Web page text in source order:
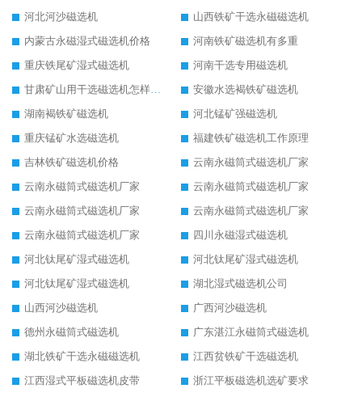
河北河沙磁选机
山西铁矿干选永磁磁选机
内蒙古永磁湿式磁选机价格
河南铁矿磁选机有多重
重庆铁尾矿湿式磁选机
河南干选专用磁选机
甘肃矿山用干选磁选机怎样调磁
安徽水选褐铁矿磁选机
湖南褐铁矿磁选机
河北锰矿强磁选机
重庆锰矿水选磁选机
福建铁矿磁选机工作原理
吉林铁矿磁选机价格
云南永磁筒式磁选机厂家
云南永磁筒式磁选机厂家
云南永磁筒式磁选机厂家
云南永磁筒式磁选机厂家
云南永磁筒式磁选机厂家
云南永磁筒式磁选机厂家
四川永磁湿式磁选机
河北钛尾矿湿式磁选机
河北钛尾矿湿式磁选机
河北钛尾矿湿式磁选机
湖北湿式磁选机公司
山西河沙磁选机
广西河沙磁选机
德州永磁筒式磁选机
广东湛江永磁筒式磁选机
湖北铁矿干选永磁磁选机
江西贫铁矿干选磁选机
江西湿式平板磁选机皮带
浙江平板磁选机选矿要求